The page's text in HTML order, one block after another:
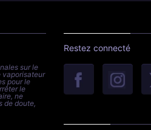
sur le
vaporisateur
pour le
le
ne
de doute,
Restez connecté